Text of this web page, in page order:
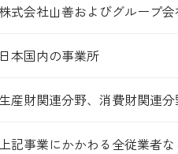
式会社山善およびグループ
日本国内の事業所
生産財関連分野、消費財関連
記事業にかかわる全従業者